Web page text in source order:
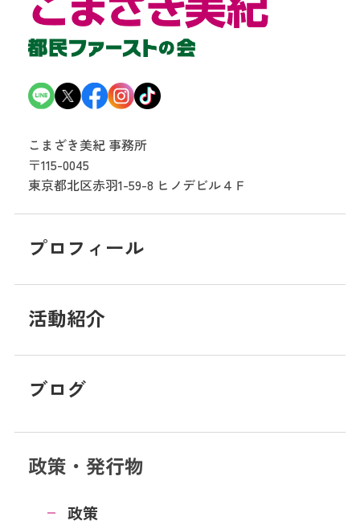
こまざき美紀 事務所
〒115-0045
東京都北区赤羽1-59-8 ヒノデビル４Ｆ
プロフィール
活動紹介
ブログ
政策・発行物
政策